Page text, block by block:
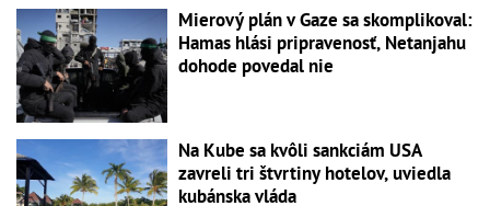
Mierový plán v Gaze sa skomplikoval:
Hamas hlási pripravenosť, Netanjahu
dohode povedal nie
Na Kube sa kvôli sankciám USA
zavreli tri štvrtiny hotelov, uviedla
kubánska vláda